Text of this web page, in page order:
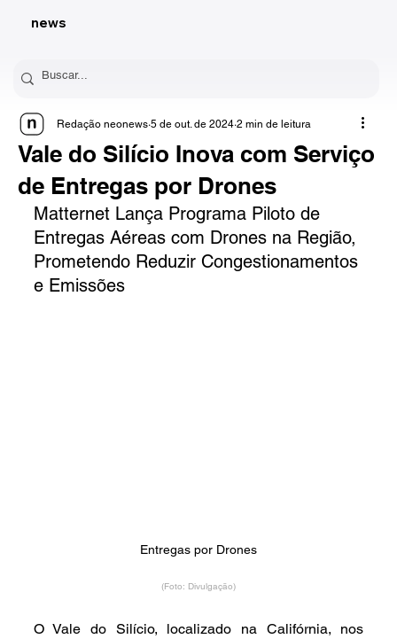
news
Vale do Silício Inova com Serviço
de Entregas por Drones
Redação neonews 5 de out. de 2024 2 min de leitura
Matternet Lança Programa Piloto de
Entregas Aéreas com Drones na Região,
Prometendo Reduzir Congestionamentos
e Emissões
Entregas por Drones
(Foto: Divulgação)
O Vale do Silício, localizado na Califórnia, nos